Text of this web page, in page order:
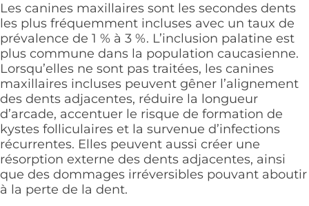
Les canines maxillaires sont les secondes dents
les plus fréquemment incluses avec un taux de
prévalence de 1 % à 3 %. L’inclusion palatine est
plus commune dans la population caucasienne.
Lorsqu’elles ne sont pas traitées, les canines
maxillaires incluses peuvent gêner l’alignement
des dents adjacentes, réduire la longueur
d’arcade, accentuer le risque de formation de
kystes folliculaires et la survenue d’infections
récurrentes. Elles peuvent aussi créer une
résorption externe des dents adjacentes, ainsi
que des dommages irréversibles pouvant aboutir
à la perte de la dent.